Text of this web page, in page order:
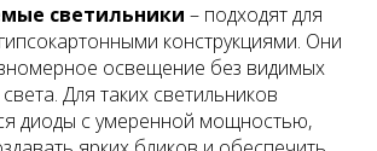
светильники – подходят для
конструкциями. Они
освещение без видимых
Для таких светильников
диоды с умеренной мощностью,